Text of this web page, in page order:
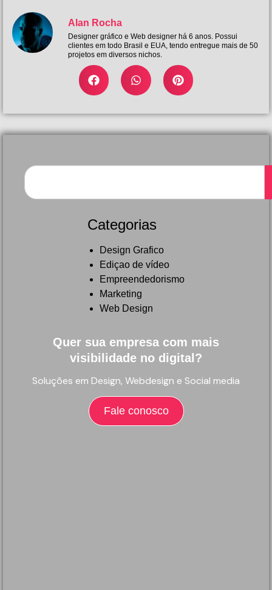
Alan Rocha
Designer gráfico e Web designer há 6 anos. Possui
clientes em todo Brasil e EUA, tendo entregue mais de 50
projetos em diversos nichos.
Categorias
Design Grafico
Ediçao de vídeo
Empreendedorismo
Marketing
Web Design
Quer sua empresa com mais
visibilidade no digital?
Soluções em Design, Webdesign e Social media
Fale conosco